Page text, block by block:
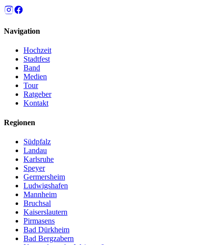
Navigation
Hochzeit
Stadtfest
Band
Medien
Tour
Ratgeber
Kontakt
Regionen
Südpfalz
Landau
Karlsruhe
Speyer
Germersheim
Ludwigshafen
Mannheim
Bruchsal
Kaiserslautern
Pirmasens
Bad Dürkheim
Bad Bergzabern